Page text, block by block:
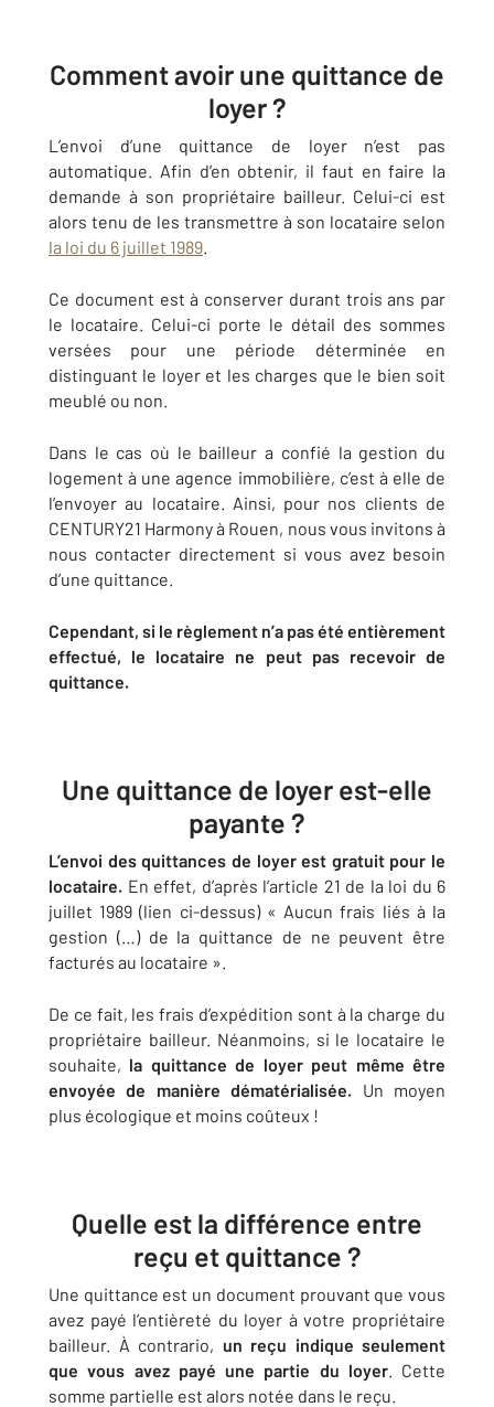
Comment avoir une quittance de
loyer ?
L’envoi d’une quittance de loyer n’est pas
automatique. Afin d’en obtenir, il faut en faire la
demande à son propriétaire bailleur. Celui-ci est
alors tenu de les transmettre à son locataire selon
la loi du 6 juillet 1989.
Ce document est à conserver durant trois ans par
le locataire. Celui-ci porte le détail des sommes
versées pour une période déterminée en
distinguant le loyer et les charges que le bien soit
meublé ou non.
Dans le cas où le bailleur a confié la gestion du
logement à une agence immobilière, c’est à elle de
l’envoyer au locataire. Ainsi, pour nos clients de
CENTURY21 Harmony à Rouen, nous vous invitons à
nous contacter directement si vous avez besoin
d’une quittance.
Cependant, si le règlement n’a pas été entièrement
effectué, le locataire ne peut pas recevoir de
quittance.
Une quittance de loyer est-elle
payante ?
L’envoi des quittances de loyer est gratuit pour le
locataire. En effet, d’après l’article 21 de la loi du 6
juillet 1989 (lien ci-dessus) « Aucun frais liés à la
gestion (…) de la quittance de ne peuvent être
facturés au locataire ».
De ce fait, les frais d’expédition sont à la charge du
propriétaire bailleur. Néanmoins, si le locataire le
souhaite, la quittance de loyer peut même être
envoyée de manière dématérialisée. Un moyen
plus écologique et moins coûteux !
Quelle est la différence entre
reçu et quittance ?
Une quittance est un document prouvant que vous
avez payé l’entièreté du loyer à votre propriétaire
bailleur. À contrario, un reçu indique seulement
que vous avez payé une partie du loyer. Cette
somme partielle est alors notée dans le reçu.